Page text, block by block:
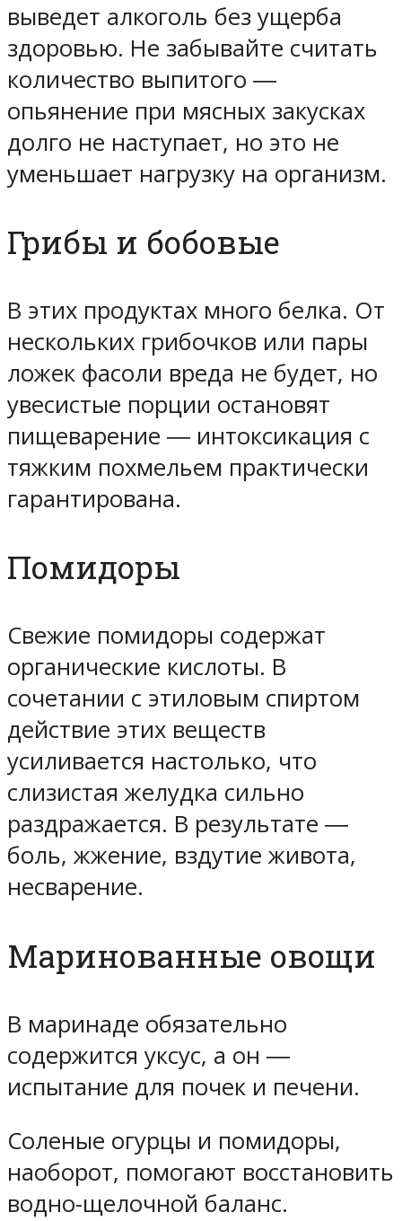
выведет алкоголь без ущерба
здоровью. Не забывайте считать
количество выпитого ―
опьянение при мясных закусках
долго не наступает, но это не
уменьшает нагрузку на организм.
Грибы и бобовые
В этих продуктах много белка. От
нескольких грибочков или пары
ложек фасоли вреда не будет, но
увесистые порции остановят
пищеварение ― интоксикация с
тяжким похмельем практически
гарантирована.
Помидоры
Свежие помидоры содержат
органические кислоты. В
сочетании с этиловым спиртом
действие этих веществ
усиливается настолько, что
слизистая желудка сильно
раздражается. В результате ―
боль, жжение, вздутие живота,
несварение.
Маринованные овощи
В маринаде обязательно
содержится уксус, а он ―
испытание для почек и печени.
Соленые огурцы и помидоры,
наоборот, помогают восстановить
водно-щелочной баланс.